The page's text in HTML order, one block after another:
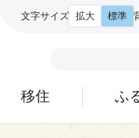
移住 ふ
文字サイズ 拡大 標準